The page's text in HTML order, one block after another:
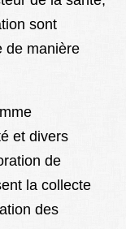
sont
de manière
et divers
de
la collecte
des